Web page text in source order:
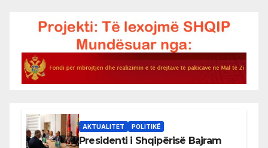
AKTUALITET POLITIKË
Presidenti i Shqipërisë Bajram